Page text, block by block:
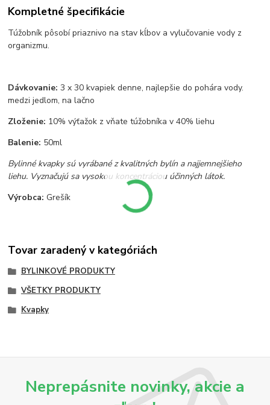
Kompletné špecifikácie
Túžobník pôsobí priaznivo na stav kĺbov a vylučovanie vody z
organizmu.
Dávkovanie: 3 x 30 kvapiek denne, najlepšie do pohára vody.
medzi jedlom, na lačno
Zloženie: 10% výťažok z vňate túžobníka v 40% liehu
Balenie: 50ml
Bylinné kvapky sú vyrábané z kvalitných bylín a najjemnejšieho
liehu. Vyznačujú sa vysokou koncentráciou účinných látok.
Výrobca: Grešík
Tovar zaradený v kategóriách
BYLINKOVÉ PRODUKTY
VŠETKY PRODUKTY
Kvapky
Neprepásnite novinky, akcie a